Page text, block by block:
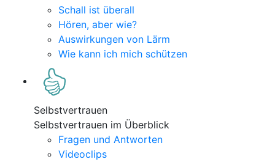
Schall ist überall
Hören, aber wie?
Auswirkungen von Lärm
Wie kann ich mich schützen
Selbstvertrauen
Selbstvertrauen im Überblick
Fragen und Antworten
Videoclips